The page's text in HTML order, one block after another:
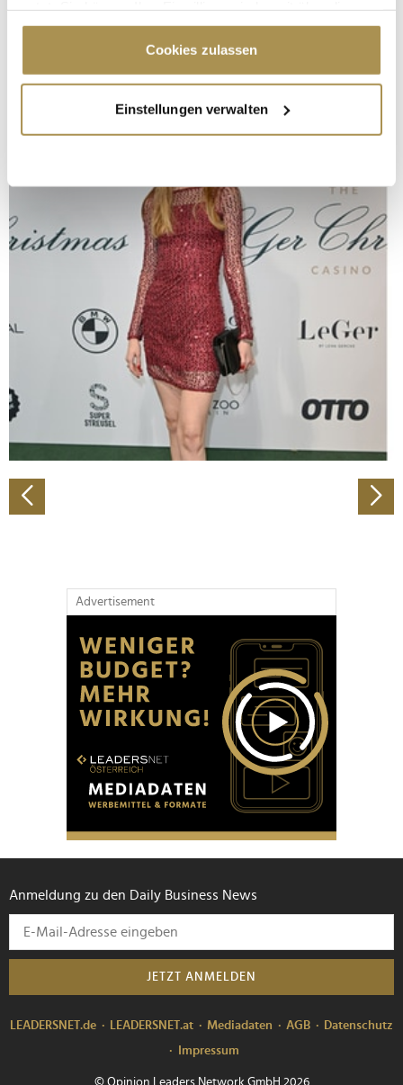
Cookie-Erklärung oder durch Klicken auf das Privacy
Trigger Symbol ändern oder widerrufen
Informationen über Ihre geografische Lage
erfassen, welche bis auf einige Meter genau sein
bestimmten Merkmalen (Fingerprinting) identifizieren
Erfahren Sie mehr darüber, wie Ihre persönlichen Daten
verarbeitet werden, und legen Sie Ihre Präferenzen im
Abschnitt Einzelheitenfest.
Wir verwenden Cookies, um Inhalte und Anzeigen zu
personalisieren, Funktionen für soziale Medien anbieten
zu können und die Zugriffe auf unsere Website zu
analysieren. Außerdem geben wir Informationen zu Ihrer
Verwendung unserer Website an unsere Partner für
soziale Medien, Werbung und Analysen weiter. Unsere
Partner führen diese Informationen möglicherweise mit
haben oder die sie im Rahmen Ihrer Nutzung der Dienste
gesammelt haben.
Cookies zulassen
Einstellungen verwalten
Advertisement
Anmeldung zu den Daily Business News
JETZT ANMELDEN
LEADERSNET.de LEADERSNET.at Mediadaten AGB
Datenschutz
Impressum